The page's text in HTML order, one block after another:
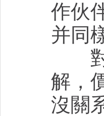
作伙
并同
對
解，
沒關